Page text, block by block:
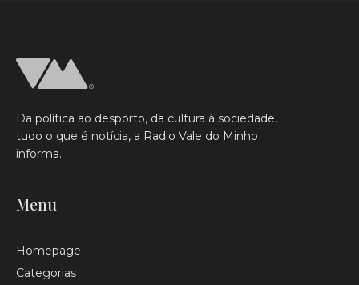
Da política ao desporto, da cultura à sociedade,
tudo o que é notícia, a Radio Vale do Minho
informa.
Menu
Homepage
Categorias